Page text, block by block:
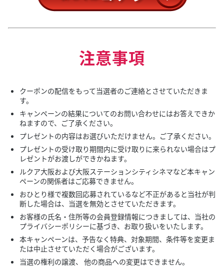
注意事項
クーポンの配信をもって当選者のご連絡とさせていただきま
す。
キャンペーンの結果についてのお問い合わせにはお答えできか
ねますので、ご了承ください。
プレゼントの内容はお選びいただけません。ご了承ください。
プレゼントの受け取り期間内に受け取りに来られない場合はプ
レゼントがお渡しができかねます。
ルクア大阪および大阪ステーションシティシネマなど本キャン
ペーンの関係者はご応募できません。
おひとり様で複数回応募されているなど不正があると当社が判
断した場合は、当選を無効とさせていただきます。
お客様の氏名・住所等の会員登録情報につきましては、当社の
プライバシーポリシーに基づき、お取り扱いをいたします。
本キャンペーンは、予告なく特典、対象期間、条件等を変更ま
たは中止させていただく場合がございます。
当選の権利の譲渡、 他の商品への変更はできません。